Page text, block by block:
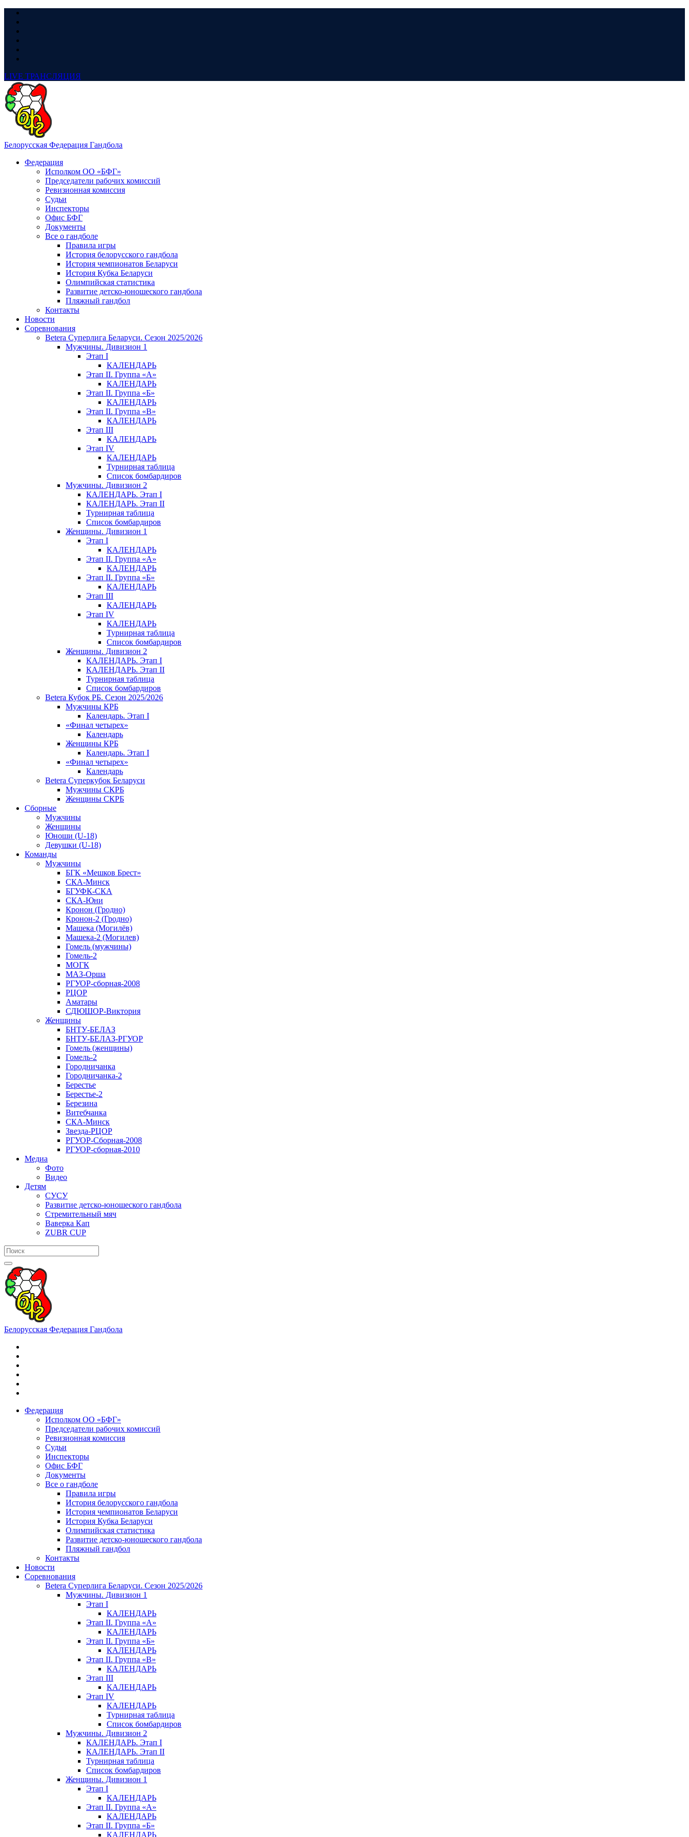
LIVE ТРАНСЛЯЦИЯ
Белорусская Федерация Гандбола
Федерация
Исполком ОО «БФГ»
Председатели рабочих комиссий
Ревизионная комиссия
Судьи
Инспекторы
Офис БФГ
Документы
Все о гандболе
Правила игры
История белорусского гандбола
История чемпионатов Беларуси
История Кубка Беларуси
Олимпийская статистика
Развитие детско-юношеского гандбола
Пляжный гандбол
Контакты
Новости
Соревнования
Betera Суперлига Беларуси. Сезон 2025/2026
Мужчины. Дивизион 1
Этап I
КАЛЕНДАРЬ
Этап II. Группа «А»
КАЛЕНДАРЬ
Этап II. Группа «Б»
КАЛЕНДАРЬ
Этап II. Группа «В»
КАЛЕНДАРЬ
Этап III
КАЛЕНДАРЬ
Этап IV
КАЛЕНДАРЬ
Турнирная таблица
Список бомбардиров
Мужчины. Дивизион 2
КАЛЕНДАРЬ. Этап I
КАЛЕНДАРЬ. Этап II
Турнирная таблица
Список бомбардиров
Женщины. Дивизион 1
Этап I
КАЛЕНДАРЬ
Этап II. Группа «А»
КАЛЕНДАРЬ
Этап II. Группа «Б»
КАЛЕНДАРЬ
Этап III
КАЛЕНДАРЬ
Этап IV
КАЛЕНДАРЬ
Турнирная таблица
Список бомбардиров
Женщины. Дивизион 2
КАЛЕНДАРЬ. Этап I
КАЛЕНДАРЬ. Этап II
Турнирная таблица
Список бомбардиров
Betera Кубок РБ. Сезон 2025/2026
Мужчины КРБ
Календарь. Этап I
«Финал четырех»
Календарь
Женщины КРБ
Календарь. Этап I
«Финал четырех»
Календарь
Betera Суперкубок Беларуси
Мужчины СКРБ
Женщины СКРБ
Сборные
Мужчины
Женщины
Юноши (U-18)
Девушки (U-18)
Команды
Мужчины
БГК «Мешков Брест»
СКА-Минск
БГУФК-СКА
СКА-Юни
Кронон (Гродно)
Кронон-2 (Гродно)
Машека (Могилёв)
Машека-2 (Могилев)
Гомель (мужчины)
Гомель-2
МОГК
МАЗ-Орша
РГУОР-сборная-2008
РЦОР
Аматары
СДЮШОР-Виктория
Женщины
БНТУ-БЕЛАЗ
БНТУ-БЕЛАЗ-РГУОР
Гомель (женщины)
Гомель-2
Городничанка
Городничанка-2
Берестье
Берестье-2
Березина
Витебчанка
СКА-Минск
Звезда-РЦОР
РГУОР-Сборная-2008
РГУОР-сборная-2010
Медиа
Фото
Видео
Детям
СУСУ
Развитие детско-юношеского гандбола
Стремительный мяч
Ваверка Кап
ZUBR CUP
Белорусская Федерация Гандбола
Федерация
Исполком ОО «БФГ»
Председатели рабочих комиссий
Ревизионная комиссия
Судьи
Инспекторы
Офис БФГ
Документы
Все о гандболе
Правила игры
История белорусского гандбола
История чемпионатов Беларуси
История Кубка Беларуси
Олимпийская статистика
Развитие детско-юношеского гандбола
Пляжный гандбол
Контакты
Новости
Соревнования
Betera Суперлига Беларуси. Сезон 2025/2026
Мужчины. Дивизион 1
Этап I
КАЛЕНДАРЬ
Этап II. Группа «А»
КАЛЕНДАРЬ
Этап II. Группа «Б»
КАЛЕНДАРЬ
Этап II. Группа «В»
КАЛЕНДАРЬ
Этап III
КАЛЕНДАРЬ
Этап IV
КАЛЕНДАРЬ
Турнирная таблица
Список бомбардиров
Мужчины. Дивизион 2
КАЛЕНДАРЬ. Этап I
КАЛЕНДАРЬ. Этап II
Турнирная таблица
Список бомбардиров
Женщины. Дивизион 1
Этап I
КАЛЕНДАРЬ
Этап II. Группа «А»
КАЛЕНДАРЬ
Этап II. Группа «Б»
КАЛЕНДАРЬ